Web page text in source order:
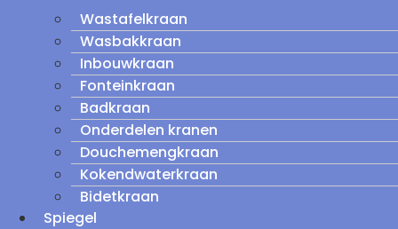
Wastafelkraan
Wasbakkraan
Inbouwkraan
Fonteinkraan
Badkraan
Onderdelen kranen
Douchemengkraan
Kokendwaterkraan
Bidetkraan
Spiegel